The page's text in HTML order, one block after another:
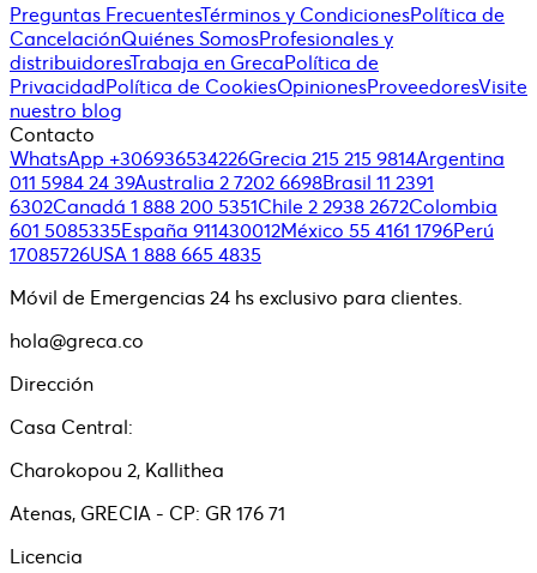
Preguntas FrecuentesTérminos y CondicionesPolítica de
CancelaciónQuiénes SomosProfesionales y
distribuidoresTrabaja en GrecaPolítica de
PrivacidadPolítica de CookiesOpinionesProveedoresVisite
nuestro blog
Contacto
WhatsApp +306936534226Grecia 215 215 9814Argentina
011 5984 24 39Australia 2 7202 6698Brasil 11 2391
6302Canadá 1 888 200 5351Chile 2 2938 2672Colombia
601 5085335España 911430012México 55 4161 1796Perú
17085726USA 1 888 665 4835
Móvil de Emergencias 24 hs exclusivo para clientes.
hola@greca.co
Dirección
Casa Central:
Charokopou 2, Kallithea
Atenas, GRECIA - CP: GR 176 71
Licencia